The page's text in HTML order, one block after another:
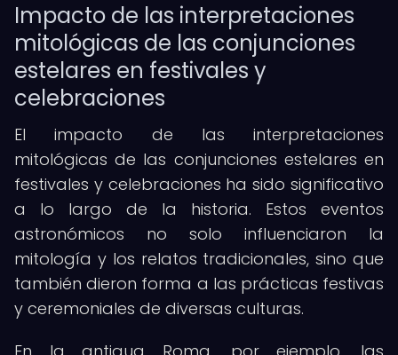
Impacto de las interpretaciones
mitológicas de las conjunciones
estelares en festivales y
celebraciones
El impacto de las interpretaciones
mitológicas de las conjunciones estelares en
festivales y celebraciones ha sido significativo
a lo largo de la historia. Estos eventos
astronómicos no solo influenciaron la
mitología y los relatos tradicionales, sino que
también dieron forma a las prácticas festivas
y ceremoniales de diversas culturas.